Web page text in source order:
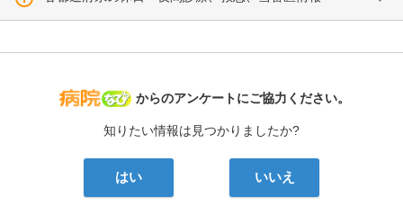
病院なび
からのアンケートにご協力ください。
知りたい情報は見つかりましたか?
はい いいえ